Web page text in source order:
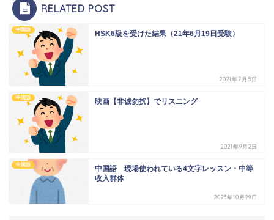
RELATED POST
中国語 HSK6級を受けた結果（21年6月19日受験）
2021年7月5日
中国語 映画【非诚勿扰】でリスニング
2021年9月2日
中国語
中国語 現場使われている4文字レッスン・中等
收入群体
2023年10月29日